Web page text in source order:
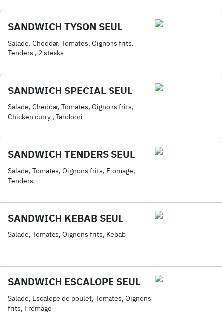
SANDWICH TYSON SEUL
Salade, Cheddar, Tomates, Oignons frits,
Tenders , 2 steaks
SANDWICH SPECIAL SEUL
Salade, Cheddar, Tomates, Oignons frits,
Chicken curry , Tandoori
SANDWICH TENDERS SEUL
Salade, Tomates, Oignons frits, Fromage,
Tenders
SANDWICH KEBAB SEUL
Salade, Tomates, Oignons frits, Kebab
SANDWICH ESCALOPE SEUL
Salade, Escalope de poulet, Tomates, Oignons
frits, Fromage